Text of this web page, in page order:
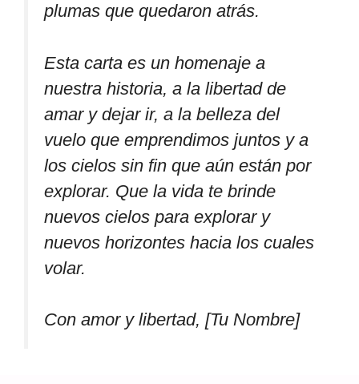
plumas que quedaron atrás.
Esta carta es un homenaje a
nuestra historia, a la libertad de
amar y dejar ir, a la belleza del
vuelo que emprendimos juntos y a
los cielos sin fin que aún están por
explorar. Que la vida te brinde
nuevos cielos para explorar y
nuevos horizontes hacia los cuales
volar.
Con amor y libertad, [Tu Nombre]